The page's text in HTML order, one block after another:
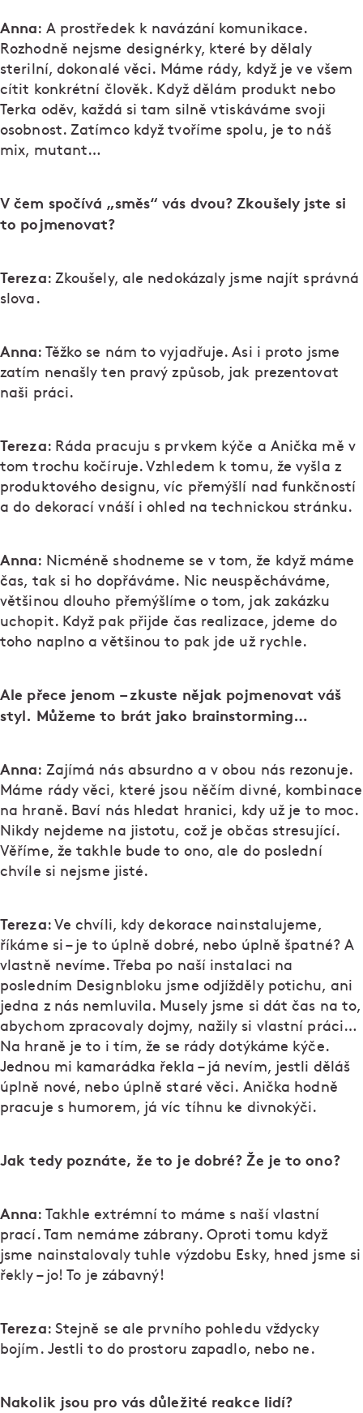
Anna: A prostředek k navázání komunikace.
Rozhodně nejsme designérky, které by dělaly
sterilní, dokonalé věci. Máme rády, když je ve všem
cítit konkrétní člověk. Když dělám produkt nebo
Terka oděv, každá si tam silně vtiskáváme svoji
osobnost. Zatímco když tvoříme spolu, je to náš
mix, mutant…
V čem spočívá „směs“ vás dvou? Zkoušely jste si
to pojmenovat?
Tereza: Zkoušely, ale nedokázaly jsme najít správná
slova.
Anna: Těžko se nám to vyjadřuje. Asi i proto jsme
zatím nenašly ten pravý způsob, jak prezentovat
naši práci.
Tereza: Ráda pracuju s prvkem kýče a Anička mě v
tom trochu kočíruje. Vzhledem k tomu, že vyšla z
produktového designu, víc přemýšlí nad funkčností
a do dekorací vnáší i ohled na technickou stránku.
Anna: Nicméně shodneme se v tom, že když máme
čas, tak si ho dopřáváme. Nic neuspěcháváme,
většinou dlouho přemýšlíme o tom, jak zakázku
uchopit. Když pak přijde čas realizace, jdeme do
toho naplno a většinou to pak jde už rychle.
Ale přece jenom – zkuste nějak pojmenovat váš
styl. Můžeme to brát jako brainstorming…
Anna: Zajímá nás absurdno a v obou nás rezonuje.
Máme rády věci, které jsou něčím divné, kombinace
na hraně. Baví nás hledat hranici, kdy už je to moc.
Nikdy nejdeme na jistotu, což je občas stresující.
Věříme, že takhle bude to ono, ale do poslední
chvíle si nejsme jisté.
Tereza: Ve chvíli, kdy dekorace nainstalujeme,
říkáme si – je to úplně dobré, nebo úplně špatné? A
vlastně nevíme. Třeba po naší instalaci na
posledním Designbloku jsme odjížděly potichu, ani
jedna z nás nemluvila. Musely jsme si dát čas na to,
abychom zpracovaly dojmy, nažily si vlastní práci…
Na hraně je to i tím, že se rády dotýkáme kýče.
Jednou mi kamarádka řekla – já nevím, jestli děláš
úplně nové, nebo úplně staré věci. Anička hodně
pracuje s humorem, já víc tíhnu ke divnokýči.
Jak tedy poznáte, že to je dobré? Že je to ono?
Anna: Takhle extrémní to máme s naší vlastní
prací. Tam nemáme zábrany. Oproti tomu když
jsme nainstalovaly tuhle výzdobu Esky, hned jsme si
řekly – jo! To je zábavný!
Tereza: Stejně se ale prvního pohledu vždycky
bojím. Jestli to do prostoru zapadlo, nebo ne.
Nakolik jsou pro vás důležité reakce lidí?